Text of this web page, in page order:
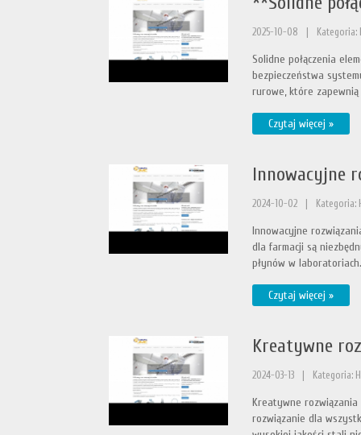
2025-10-08 Kategoria:
Solidne połączenia
bezpieczeństwa
rurowe, które
Czytaj więcej »
Innowacyjne
2024-10-02 Kategoria:
Innowacyjne
dla farmacji są
płynów w
Czytaj więcej »
Kreatywne
2024-03-13 Kategoria:
Kreatywne
rozwiązanie dla